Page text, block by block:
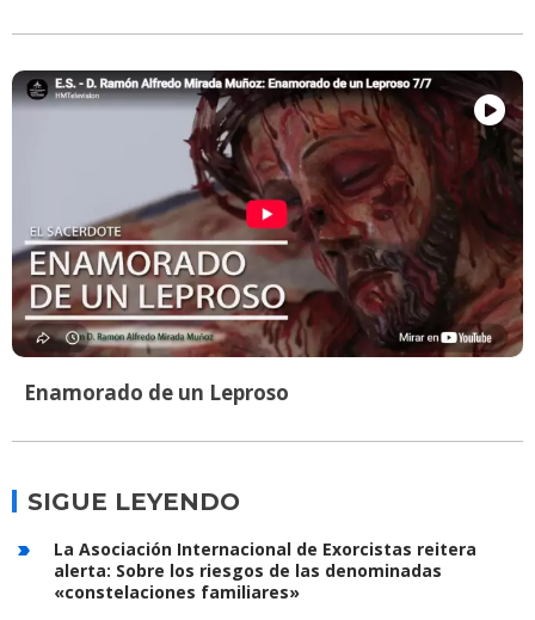
Enamorado de un Leproso
SIGUE LEYENDO
La Asociación Internacional de Exorcistas reitera
alerta: Sobre los riesgos de las denominadas
«constelaciones familiares»